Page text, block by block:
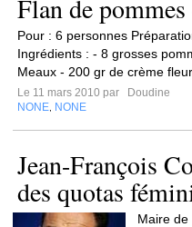
Flan de
Pour : 6 personnes
Ingrédients : - 8 grosses
Meaux - 200 gr de crème
Le 11 mars 2010 par
Doudine
NONE NONE
Jean-François
des quotas
Maire